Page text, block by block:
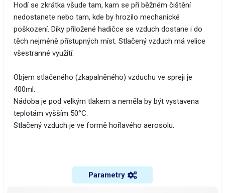
Hodí se zkrátka všude tam, kam se při běžném čištění
nedostanete nebo tam, kde by hrozilo mechanické
poškození. Díky přiložené hadičce se vzduch dostane i do
těch nejméně přístupných míst. Stlačený vzduch má velice
všestranné využití.
Objem stlačeného (zkapalněného) vzduchu ve spreji je
400ml.
Nádoba je pod velkým tlakem a neměla by být vystavena
teplotám vyšším 50°C.
Stlačený vzduch je ve formě hořlavého aerosolu.
Parametry